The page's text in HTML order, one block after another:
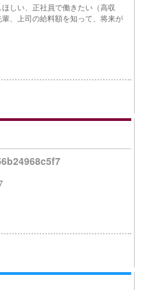
しい、正社員で働きたい（高収
、上司の給料額を知って、将来が